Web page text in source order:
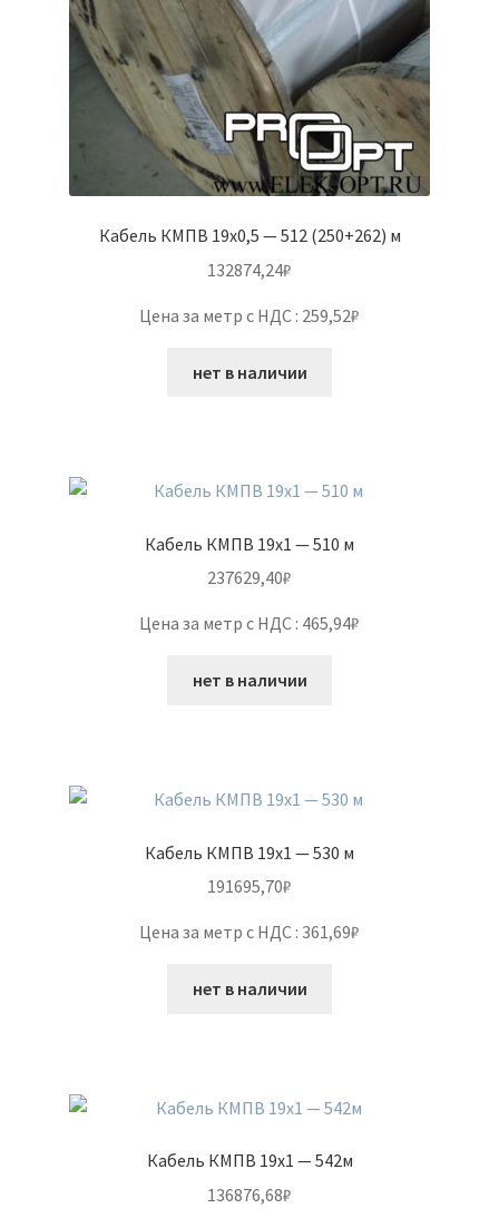
Кабель КМПВ 19х0,5 — 512 (250+262) м
132874,24₽
Цена за метр с НДС : 259,52₽
нет в наличии
Кабель КМПВ 19х1 — 510 м
237629,40₽
Цена за метр с НДС : 465,94₽
нет в наличии
Кабель КМПВ 19х1 — 530 м
191695,70₽
Цена за метр с НДС : 361,69₽
нет в наличии
Кабель КМПВ 19х1 — 542м
136876,68₽